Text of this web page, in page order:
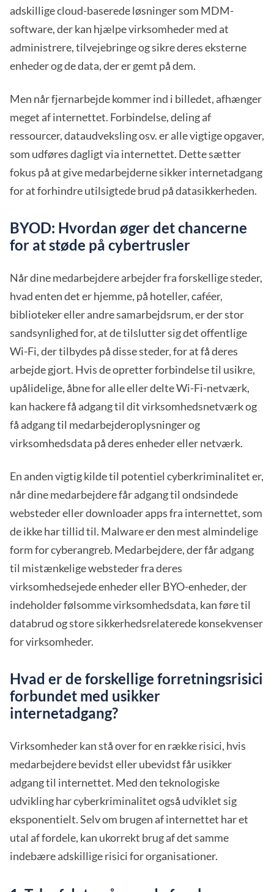
adskillige cloud-baserede løsninger som MDM-
software, der kan hjælpe virksomheder med at
administrere, tilvejebringe og sikre deres eksterne
enheder og de data, der er gemt på dem.
Men når fjernarbejde kommer ind i billedet, afhænger
meget af internettet. Forbindelse, deling af
ressourcer, dataudveksling osv. er alle vigtige opgaver,
som udføres dagligt via internettet. Dette sætter
fokus på at give medarbejderne sikker internetadgang
for at forhindre utilsigtede brud på datasikkerheden.
BYOD: Hvordan øger det chancerne
for at støde på cybertrusler
Når dine medarbejdere arbejder fra forskellige steder,
hvad enten det er hjemme, på hoteller, caféer,
biblioteker eller andre samarbejdsrum, er der stor
sandsynlighed for, at de tilslutter sig det offentlige
Wi-Fi, der tilbydes på disse steder, for at få deres
arbejde gjort. Hvis de opretter forbindelse til usikre,
upålidelige, åbne for alle eller delte Wi-Fi-netværk,
kan hackere få adgang til dit virksomhedsnetværk og
få adgang til medarbejderoplysninger og
virksomhedsdata på deres enheder eller netværk.
En anden vigtig kilde til potentiel cyberkriminalitet er,
når dine medarbejdere får adgang til ondsindede
websteder eller downloader apps fra internettet, som
de ikke har tillid til. Malware er den mest almindelige
form for cyberangreb. Medarbejdere, der får adgang
til mistænkelige websteder fra deres
virksomhedsejede enheder eller BYO-enheder, der
indeholder følsomme virksomhedsdata, kan føre til
databrud og store sikkerhedsrelaterede konsekvenser
for virksomheder.
Hvad er de forskellige forretningsrisici
forbundet med usikker
internetadgang?
Virksomheder kan stå over for en række risici, hvis
medarbejdere bevidst eller ubevidst får usikker
adgang til internettet. Med den teknologiske
udvikling har cyberkriminalitet også udviklet sig
eksponentielt. Selv om brugen af internettet har et
utal af fordele, kan ukorrekt brug af det samme
indebære adskillige risici for organisationer.